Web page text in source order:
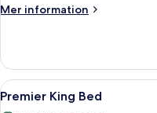
Mer information
Mer
2
Suites
Connected
Öppna
alla
12
Premier King Bed